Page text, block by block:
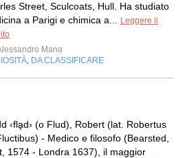
Street, Sculcoats, Hull. Ha studiato
a Parigi e chimica a...
Leggere il
Mana
DA CLASSIFICARE
‹flḁd› (o Flud), Robert (lat. Robertus
- Medico e filosofo (Bearsted,
1574 - Londra 1637), il maggior